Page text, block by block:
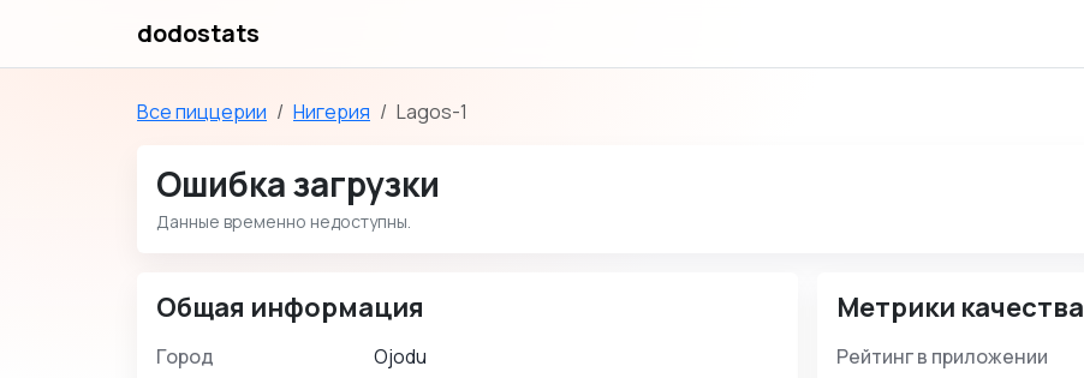
dodostats
Все пиццерии Нигерия Lagos-1
Ошибка загрузки
Данные временно недоступны.
Общая информация
Город
Ojodu
Метрики качества
Рейтинг в приложении